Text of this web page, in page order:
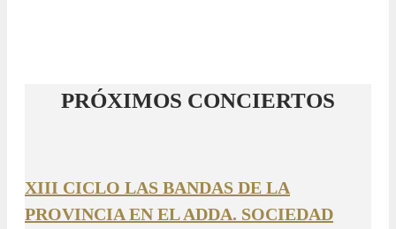
PRÓXIMOS CONCIERTOS
XIII CICLO LAS BANDAS DE LA
PROVINCIA EN EL ADDA. SOCIEDAD